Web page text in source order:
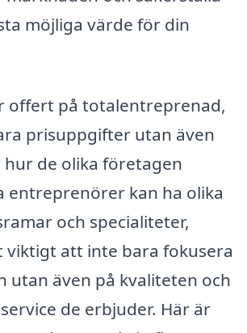
möjliga värde för din
offert på totalentreprenad,
prisuppgifter utan även
hur de olika företagen
entreprenörer kan ha olika
och specialiteter,
viktigt att inte bara fokusera
utan även på kvaliteten och
de erbjuder. Här är